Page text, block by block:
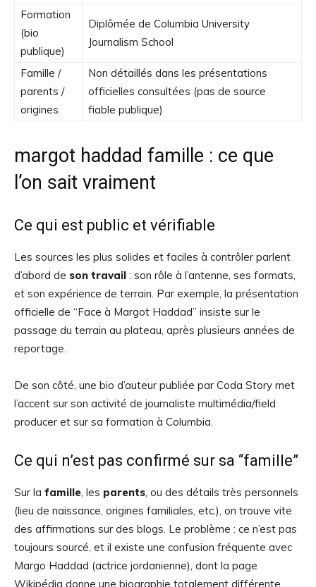
Formation
(bio
publique)
Diplômée de Columbia University
Journalism School
Famille /
parents /
origines
Non détaillés dans les présentations
officielles consultées (pas de source
fiable publique)
margot haddad famille : ce que
l’on sait vraiment
Ce qui est public et vérifiable
Les sources les plus solides et faciles à contrôler parlent
d’abord de son travail : son rôle à l’antenne, ses formats,
et son expérience de terrain. Par exemple, la présentation
officielle de “Face à Margot Haddad” insiste sur le
passage du terrain au plateau, après plusieurs années de
reportage.
De son côté, une bio d’auteur publiée par Coda Story met
l’accent sur son activité de journaliste multimédia/field
producer et sur sa formation à Columbia.
Ce qui n’est pas confirmé sur sa “famille”
Sur la famille, les parents, ou des détails très personnels
(lieu de naissance, origines familiales, etc.), on trouve vite
des affirmations sur des blogs. Le problème : ce n’est pas
toujours sourcé, et il existe une confusion fréquente avec
Margo Haddad (actrice jordanienne), dont la page
Wikipédia donne une biographie totalement différente.